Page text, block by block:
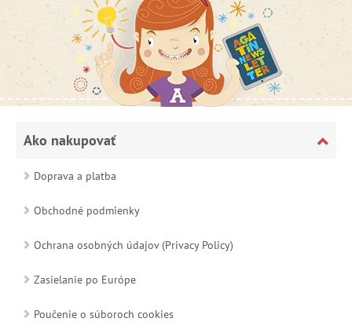
Ako nakupovať
Doprava a platba
Obchodné podmienky
Ochrana osobných údajov (Privacy Policy)
Zasielanie po Európe
Poučenie o súboroch cookies